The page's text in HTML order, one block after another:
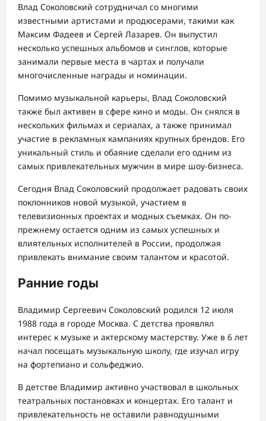
Влад Соколовский сотрудничал со многими
известными артистами и продюсерами, такими как
Максим Фадеев и Сергей Лазарев. Он выпустил
несколько успешных альбомов и синглов, которые
занимали первые места в чартах и получали
многочисленные награды и номинации.
Помимо музыкальной карьеры, Влад Соколовский
также был активен в сфере кино и моды. Он снялся в
нескольких фильмах и сериалах, а также принимал
участие в рекламных кампаниях крупных брендов. Его
уникальный стиль и обаяние сделали его одним из
самых привлекательных мужчин в мире шоу-бизнеса.
Сегодня Влад Соколовский продолжает радовать своих
поклонников новой музыкой, участием в
телевизионных проектах и модных съемках. Он по-
прежнему остается одним из самых успешных и
влиятельных исполнителей в России, продолжая
привлекать внимание своим талантом и красотой.
Ранние годы
Владимир Сергеевич Соколовский родился 12 июля
1988 года в городе Москва. С детства проявлял
интерес к музыке и актерскому мастерству. Уже в 6 лет
начал посещать музыкальную школу, где изучал игру
на фортепиано и сольфеджио.
В детстве Владимир активно участвовал в школьных
театральных постановках и концертах. Его талант и
привлекательность не оставили равнодушными